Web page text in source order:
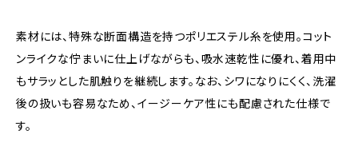
素材には、特殊な断面構造を持つポリエステル糸を使用。コット
ンライクな佇まいに仕上げながらも、吸水速乾性に優れ、着用中
もサラッとした肌触りを継続します。なお、シワになりにくく、洗濯
後の扱いも容易なため、イージーケア性にも配慮された仕様で
す。